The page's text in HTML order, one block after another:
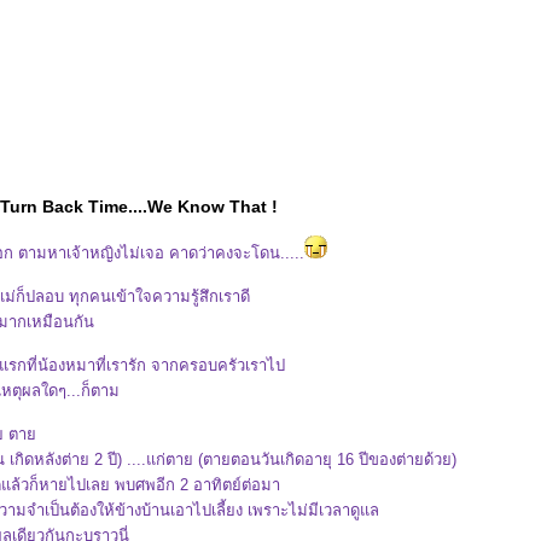
Back Time....We Know That !
ตามหาเจ้าหญิงไม่เจอ คาดว่าคงจะโดน.....
ก็ปลอบ ทุกคนเข้าใจความรู้สึกเราดี
ากเหมือนกัน
กที่น้องหมาที่เรารัก จากครอบครัวเราไป
ตุผลใดๆ...ก็ตาม
ตา
กิดหลังต่าย 2 ปี) ....แก่ตาย (ตายตอนวันเกิดอายุ 16 ปีของต่ายด้วย)
ล้วก็หายไปเลย พบศพอีก 2 อาทิตย์ต่อมา
มจำเป็นต้องให้ข้างบ้านเอาไปเลี้ยง เพราะไม่มีเวลาดูแล
เดียวกันกะบราวนี่